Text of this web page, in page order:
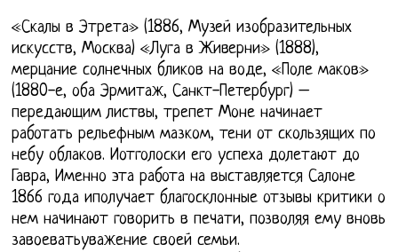
«Скалы в Этрета» (1886, Музей изобразительных
искусств, Москва) «Луга в Живерни» (1888),
мерцание солнечных бликов на воде, «Поле маков»
(1880-е, оба Эрмитаж, Санкт-Петербург) –
передающим листвы, трепет Моне начинает
работать рельефным мазком, тени от скользящих по
небу облаков. Иотголоски его успеха долетают до
Гавра, Именно эта работа на выставляется Салоне
1866 года иполучает благосклонные отзывы критики о
нем начинают говорить в печати, позволяя ему вновь
завоеватьуважение своей семьи.